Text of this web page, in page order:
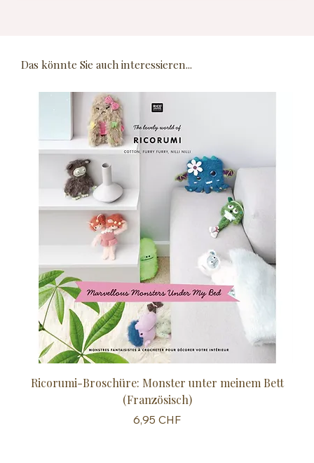
Das könnte Sie auch interessieren...
Ricorumi-Broschüre: Monster unter meinem Bett
(Französisch)
Preis
6,95 CHF